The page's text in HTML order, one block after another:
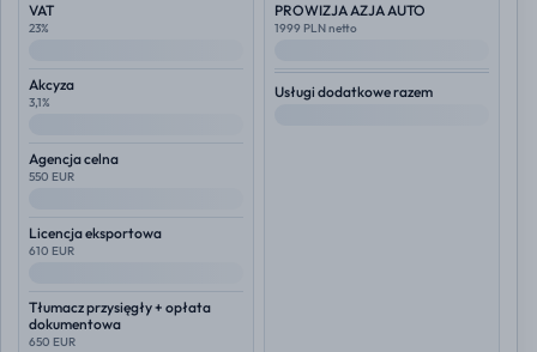
VAT
23%
Akcyza
3,1%
Agencja celna
550 EUR
Licencja eksportowa
610 EUR
Tłumacz przysięgły + opłata
dokumentowa
650 EUR
PROWIZJA AZJA AUTO
1999 PLN netto
Usługi dodatkowe razem